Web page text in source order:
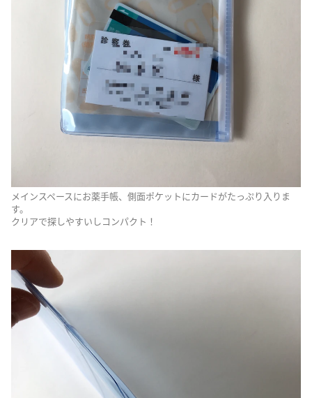
メインスペースにお薬手帳、側面ポケットにカードがたっぷり入りま
す。
クリアで探しやすいしコンパクト！